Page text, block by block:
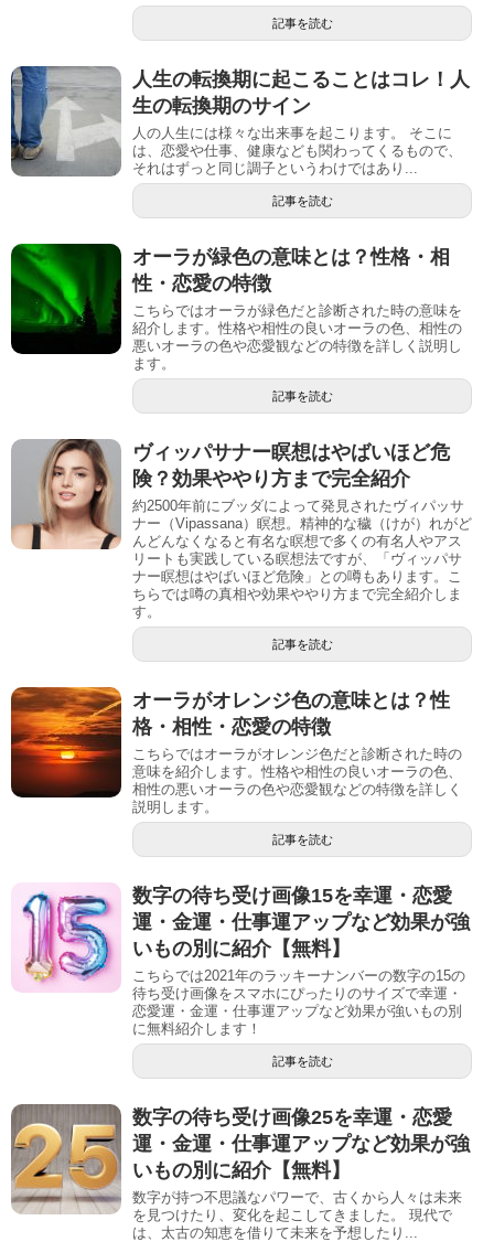
記事を読む
人生の転換期に起こることはコレ！人
生の転換期のサイン
人の人生には様々な出来事を起こります。 そこに
は、恋愛や仕事、健康なども関わってくるもので、
それはずっと同じ調子というわけではあり...
記事を読む
オーラが緑色の意味とは？性格・相
性・恋愛の特徴
こちらではオーラが緑色だと診断された時の意味を
紹介します。性格や相性の良いオーラの色、相性の
悪いオーラの色や恋愛観などの特徴を詳しく説明し
ます。
記事を読む
ヴィッパサナー瞑想はやばいほど危
険？効果ややり方まで完全紹介
約2500年前にブッダによって発見されたヴィパッサ
ナー（Vipassana）瞑想。精神的な穢（けが）れがど
んどんなくなると有名な瞑想で多くの有名人やアス
リートも実践している瞑想法ですが、「ヴィッパサ
ナー瞑想はやばいほど危険」との噂もあります。こ
ちらでは噂の真相や効果ややり方まで完全紹介しま
す。
記事を読む
オーラがオレンジ色の意味とは？性
格・相性・恋愛の特徴
こちらではオーラがオレンジ色だと診断された時の
意味を紹介します。性格や相性の良いオーラの色、
相性の悪いオーラの色や恋愛観などの特徴を詳しく
説明します。
記事を読む
数字の待ち受け画像15を幸運・恋愛
運・金運・仕事運アップなど効果が強
いもの別に紹介【無料】
こちらでは2021年のラッキーナンバーの数字の15の
待ち受け画像をスマホにぴったりのサイズで幸運・
恋愛運・金運・仕事運アップなど効果が強いもの別
に無料紹介します！
記事を読む
数字の待ち受け画像25を幸運・恋愛
運・金運・仕事運アップなど効果が強
いもの別に紹介【無料】
数字が持つ不思議なパワーで、古くから人々は未来
を見つけたり、変化を起こしてきました。 現代で
は、太古の知恵を借りて未来を予想したり...